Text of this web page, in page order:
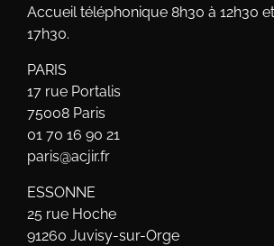
Accueil téléphonique 8h30 à 12h30
17h30.
PARIS
17 rue Portalis
75008 Paris
01 70 16 90 21
paris@acjir.fr
ESSONNE
25 rue Hoche
91260 Juvisy-sur-Orge